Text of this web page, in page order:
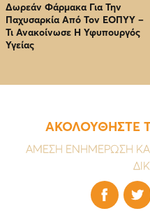
Δωρεάν Φάρμακα Για Την
Παχυσαρκία Από Τον EOΠΥΥ –
Τι Ανακοίνωσε Η Υφυπουργός
Υγείας
ΑΚΟΛΟΥΘΗΣΤΕ
ΑΜΕΣΗ ΕΝΗΜΕΡΩΣΗ
 